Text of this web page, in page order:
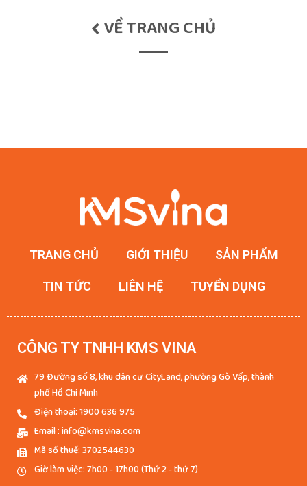
VỀ TRANG CHỦ
TRANG CHỦ GIỚI THIỆU SẢN PHẨM
TIN TỨC LIÊN HỆ TUYỂN DỤNG
CÔNG TY TNHH KMS VINA
79 Đường số 8, khu dân cư CityLand, phường Gò Vấp, thành
phố Hồ Chí Minh
Điện thoại: 1900 636 975
Email : info@kmsvina.com
Mã số thuế: 3702544630
Giờ làm việc: 7h00 - 17h00 (Thứ 2 - thứ 7)